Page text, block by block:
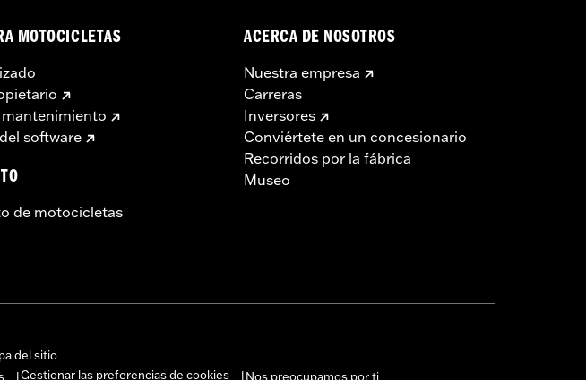
MOTOCICLETAS
software
de motocicletas
ACERCA DE NOSOTROS
Nuestra empresa
Carreras
Inversores
Conviértete en un concesionario
Recorridos por la fábrica
Museo
del sitio
Gestionar las preferencias de cookies Nos preocupamos por ti